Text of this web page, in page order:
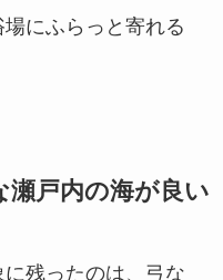
にふらっと寄れる
瀬戸内の海が良い
残ったのは、弓な